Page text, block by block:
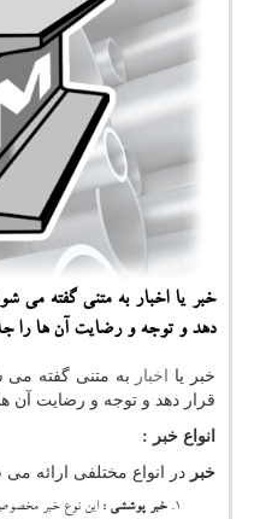
خبر یا اخبار به متنی گفته می
دهد و توجه و رضایت آن ها را
خبر یا اخبار به متنی گفته می
قرار دهد و توجه و رضایت آن
انواع خبر :
خبر در انواع مختلفی ارائه می
خبر پوششی : این نوع خبر